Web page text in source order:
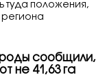
туда положения,
сообщили,
не 41,63 га